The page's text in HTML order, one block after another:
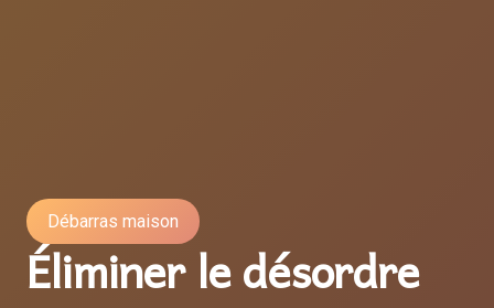
Débarras maison
Éliminer le désordre